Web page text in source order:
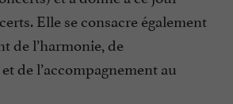
Elle se consacre également
de l’harmonie, de
de l’accompagnement au